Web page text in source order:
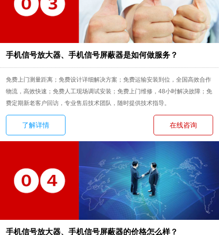
手机信号放大器、手机信号屏蔽器是如何做服务？
免费上门测量距离；免费设计详细解决方案；免费运输安装到位，全国高效合作
物流，高效快速；免费人工现场调试安装；免费上门维修，48小时解决故障；免
费定期新老客户回访，专业售后技术团队，随时提供技术指导。
了解详情 在线咨询
手机信号放大器、手机信号屏蔽器的价格怎么样？